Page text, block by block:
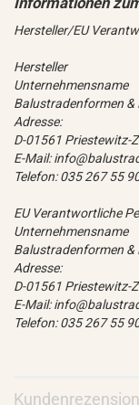
Hersteller/EU
Hersteller
Unternehmensname
Balustradenformen &
Adresse:
D-01561 Priestewitz-
E-Mail:
Telefon: 035 267 55
EU Verantwortliche
Unternehmensname
Balustradenformen &
Adresse:
D-01561 Priestewitz-
E-Mail:
Telefon: 035 267 55